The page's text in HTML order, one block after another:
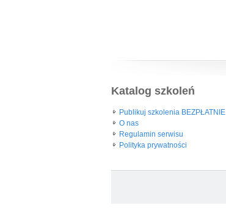
Katalog szkoleń
Publikuj szkolenia BEZPŁATNIE
O nas
Regulamin serwisu
Polityka prywatności